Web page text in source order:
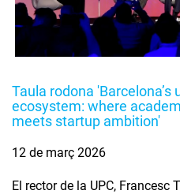
Taula rodona 'Barcelona’s
ecosystem: where
meets startup ambition'
12 de març 2026
El rector de la UPC, Francesc